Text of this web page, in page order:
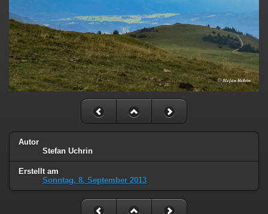
Autor
Stefan Uchrin
Erstellt am
Sonntag, 8. September 2013